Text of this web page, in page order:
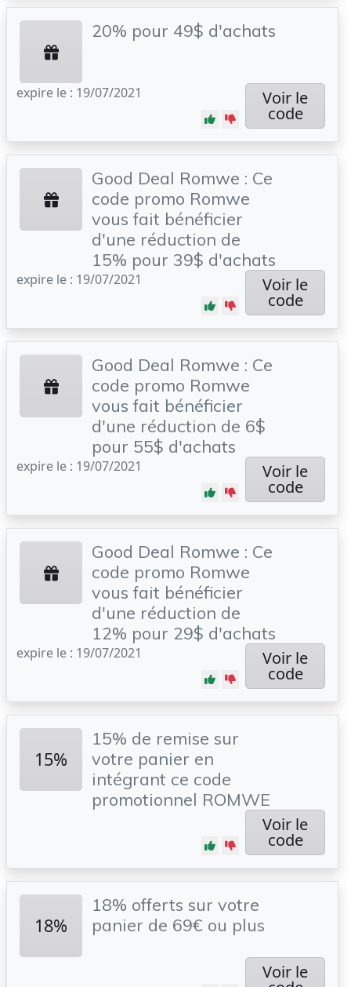
20% pour 49$ d'achats
expire le : 19/07/2021 Voir le
code
Good Deal Romwe : Ce
code promo Romwe
vous fait bénéficier
d'une réduction de
15% pour 39$ d'achats
expire le : 19/07/2021 Voir le
code
Good Deal Romwe : Ce
code promo Romwe
vous fait bénéficier
d'une réduction de 6$
pour 55$ d'achats
expire le : 19/07/2021 Voir le
code
Good Deal Romwe : Ce
code promo Romwe
vous fait bénéficier
d'une réduction de
12% pour 29$ d'achats
expire le : 19/07/2021 Voir le
code
15%
15% de remise sur
votre panier en
intégrant ce code
promotionnel ROMWE
Voir le
code
18%
18% offerts sur votre
panier de 69€ ou plus
Voir le